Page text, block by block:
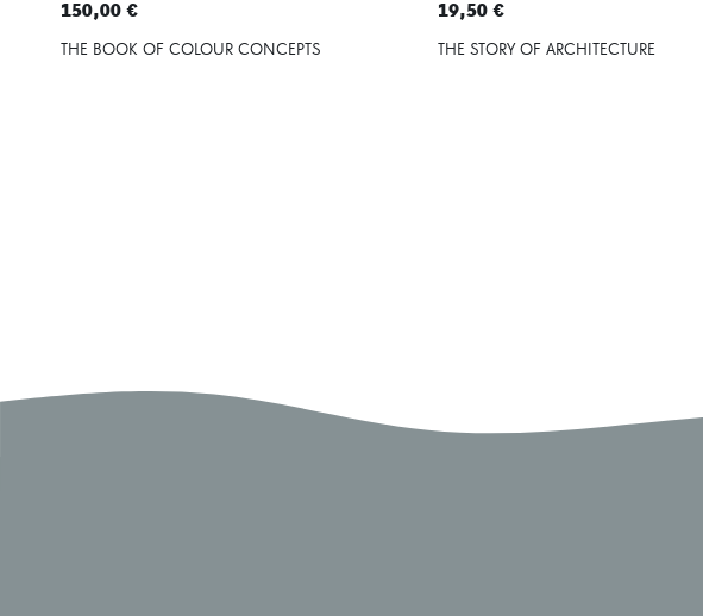
150,00 €
THE BOOK OF COLOUR CONCEPTS
19,50 €
THE STORY OF ARCHITECTURE